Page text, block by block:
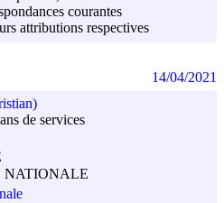
courantes
attributions respectives
de services
NATIONALE
14/04/2021